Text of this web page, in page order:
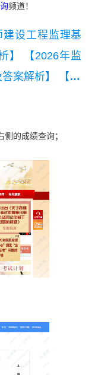
频道！
建设工程监理基
】
【2026年监
案解析】
【20
基本理论和相
】 【近3年监理
总（2023-202
控制》（土木
）】
【监理工程
建筑工程）真
侧的成绩查询；